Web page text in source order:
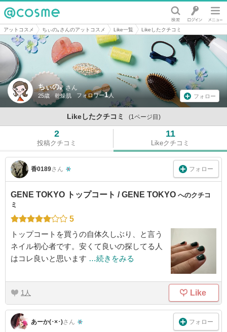
@cosme
アットコスメ ちぃの｡さんのアットコスメ Like一覧 Likeしたクチコミ
ちぃの｡ さん
25歳 乾燥肌 1 フォロー
Likeしたクチコミ (1ページ目)
2
投稿クチコミ
11
Likeクチコミ
香0189さん フォロー
GENE TOKYO トップコート / GENE TOKYO へのクチコ
ミ
5
トップコートを買うの自体久しぶり、と言う
ネイル初心者です。安くて良いの探してる人
はコレ良いと思います …続きをみる
1 Like
あーか(･×･)さん フォロー